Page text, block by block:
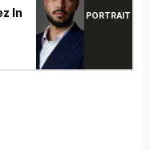
In
PORTRAIT